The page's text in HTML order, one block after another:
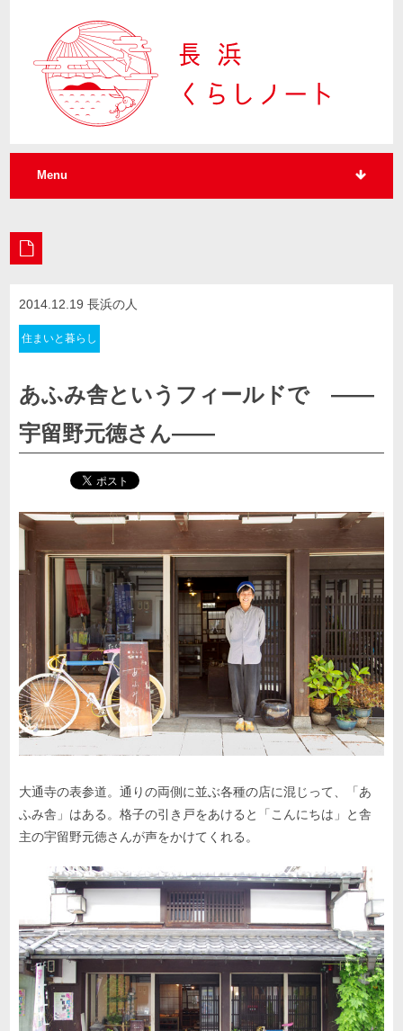
Menu
2014.12.19 長浜の人
住まいと暮らし
あふみ舎というフィールドで ――
宇留野元徳さん――
大通寺の表参道。通りの両側に並ぶ各種の店に混じって、「あ
ふみ舎」はある。格子の引き戸をあけると「こんにちは」と舎
主の宇留野元徳さんが声をかけてくれる。